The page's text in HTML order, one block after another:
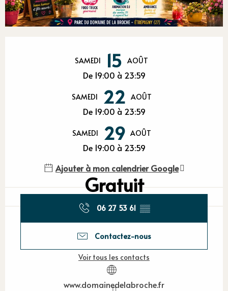
SAMEDI 15 AOÛT
De 19:00 à 23:59
SAMEDI 22 AOÛT
De 19:00 à 23:59
SAMEDI 29 AOÛT
De 19:00 à 23:59
Ajouter à mon calendrier Google
Gratuit
06 27 53 61 ▒▒
Contactez-nous
Voir tous les contacts
www.domainedelabroche.fr